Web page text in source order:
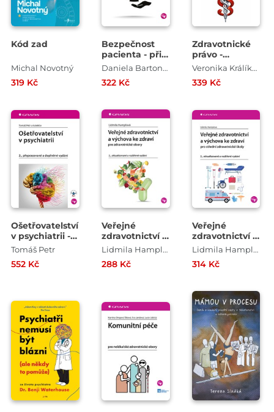
Kód zad
Michal Novotný
319 Kč
Bezpečnost
pacienta - při
poskytování
péče
Daniela Bartoníčková , Katarína Žiaková
322 Kč
Zdravotnické
právo -
Základy pro
praxi
Veronika Králíková
339 Kč
Ošetřovatelství
v psychiatrii -
2.,
a doplněné
Tomáš Petr
552 Kč
Veřejné
zdravotnictví a
výchova ke
zdravotnické
vydání
Lidmila Hamplová
288 Kč
Veřejné
zdravotnictví a
výchova ke
zdraví pro SZŠ
Lidmila Hamplová
314 Kč